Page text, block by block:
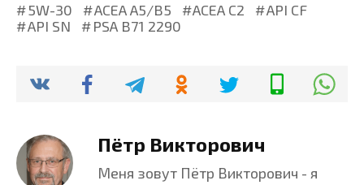
5W-30 ACEA A5/B5 ACEA C2
API CF
API SN
PSA B71 2290
Пётр Викторович
Меня зовут Пётр Викторович - я